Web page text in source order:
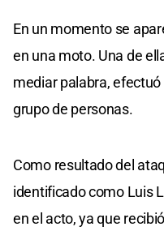
En un momento se
en una moto. Una de
mediar palabra,
grupo de personas.
Como resultado del
identificado como Luis
en el acto, ya que